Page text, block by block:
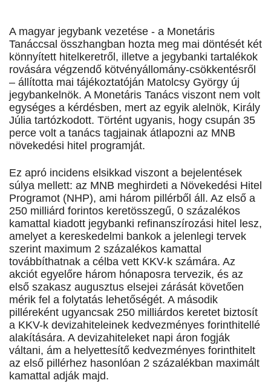
A magyar jegybank vezetése - a Monetáris
Tanáccsal összhangban hozta meg mai döntését két
könnyített hitelkeretről, illetve a jegybanki tartalékok
rovására végzendő kötvényállomány-csökkentésről
– állította mai tájékoztatóján Matolcsy György új
jegybankelnök. A Monetáris Tanács viszont nem volt
egységes a kérdésben, mert az egyik alelnök, Király
Júlia tartózkodott. Történt ugyanis, hogy csupán 35
perce volt a tanács tagjainak átlapozni az MNB
növekedési hitel programját.
Ez apró incidens elsikkad viszont a bejelentések
súlya mellett: az MNB meghirdeti a Növekedési Hitel
Programot (NHP), ami három pillérből áll. Az első a
250 milliárd forintos keretösszegű, 0 százalékos
kamattal kiadott jegybanki refinanszírozási hitel lesz,
amelyet a kereskedelmi bankok a jelenlegi tervek
szerint maximum 2 százalékos kamattal
továbbíthatnak a célba vett KKV-k számára. Az
akciót egyelőre három hónaposra tervezik, és az
első szakasz augusztus elsejei zárását követően
mérik fel a folytatás lehetőségét. A második
pilléreként ugyancsak 250 milliárdos keretet biztosít
a KKV-k devizahiteleinek kedvezményes forinthitellé
alakítására. A devizahiteleket napi áron fogják
váltani, ám a helyettesítő kedvezményes forinthitelt
az első pillérhez hasonlóan 2 százalékban maximált
kamattal adják majd.